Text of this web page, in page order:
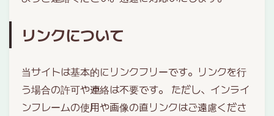
リンクについて
当サイトは基本的にリンクフリーです。リンクを行
う場合の許可や連絡は不要です。 ただし、インライ
ンフレームの使用や画像の直リンクはご遠慮くださ